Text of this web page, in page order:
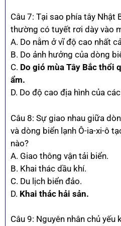
Câu 7: Tại sao phía tây Nhật
thường có tuyết rơi dày vào
A. Do nằm ở vĩ độ cao nhất
B. Do ảnh hưởng của dòng
C. Do gió mùa Tây Bắc thổi
ẩm.
D. Do độ cao địa hình của
Câu 8: Sự giao nhau giữa
và dòng biển lạnh Ô-ia-xi-ô
nào?
A. Giao thông vận tải biển.
B. Khai thác dầu khí.
C. Du lịch biển đảo.
D. Khai thác hải sản.
Câu 9: Nguyên nhân chủ